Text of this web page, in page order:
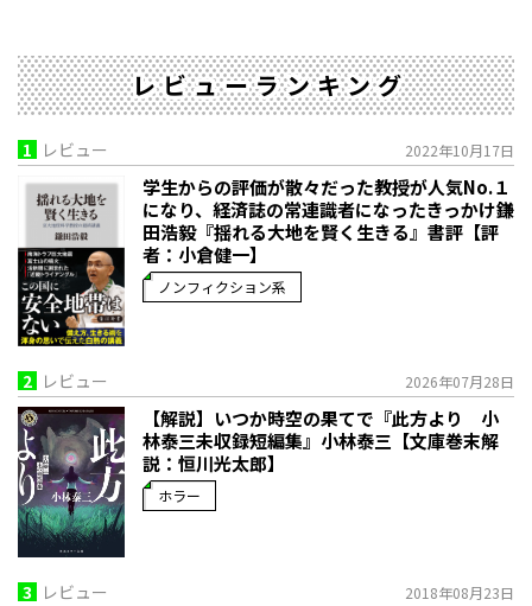
レビューランキング
1 レビュー 2022年10月17日
学生からの評価が散々だった教授が人気No.１
になり、経済誌の常連識者になったきっかけ――鎌
田浩毅『揺れる大地を賢く生きる』書評【評
者：小倉健一】
ノンフィクション系
2 レビュー 2026年07月28日
【解説】いつか時空の果てで――『此方より 小
林泰三未収録短編集』小林泰三【文庫巻末解
説：恒川光太郎】
ホラー
3 レビュー 2018年08月23日